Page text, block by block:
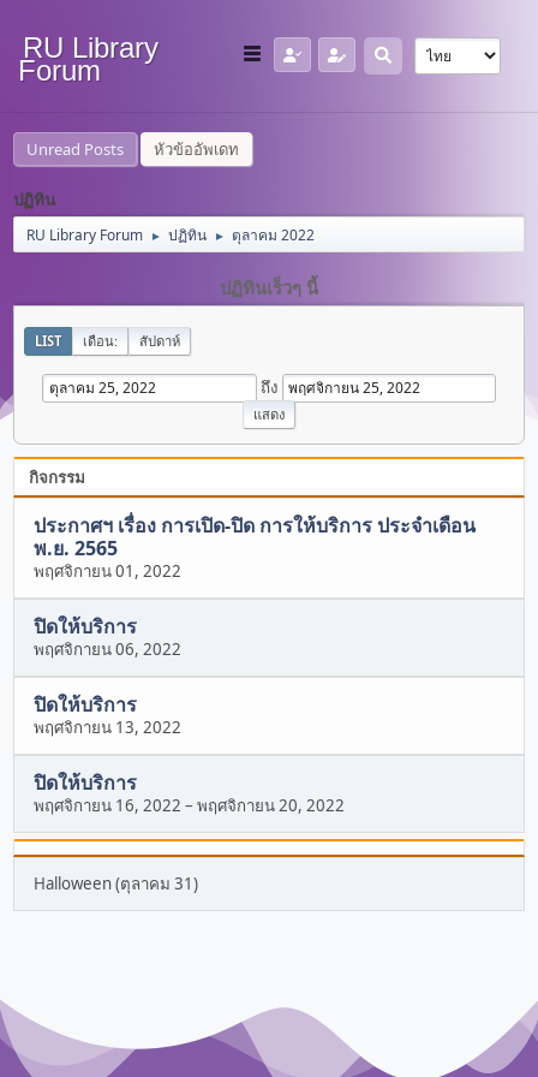
RU Library
Forum
Unread Posts หัวข้ออัพเดท
ปฏิทิน
RU Library Forum ► ปฏิทิน ► ตุลาคม 2022
ปฏิทินเร็วๆ นี้
LIST เดือน: สัปดาห์
ถึง
กิจกรรม
ประกาศฯ เรื่อง การเปิด-ปิด การให้บริการ ประจำเดือน
พ.ย. 2565
พฤศจิกายน 01, 2022
ปิดให้บริการ
พฤศจิกายน 06, 2022
ปิดให้บริการ
พฤศจิกายน 13, 2022
ปิดให้บริการ
พฤศจิกายน 16, 2022 –พฤศจิกายน 20, 2022
Halloween (ตุลาคม 31)